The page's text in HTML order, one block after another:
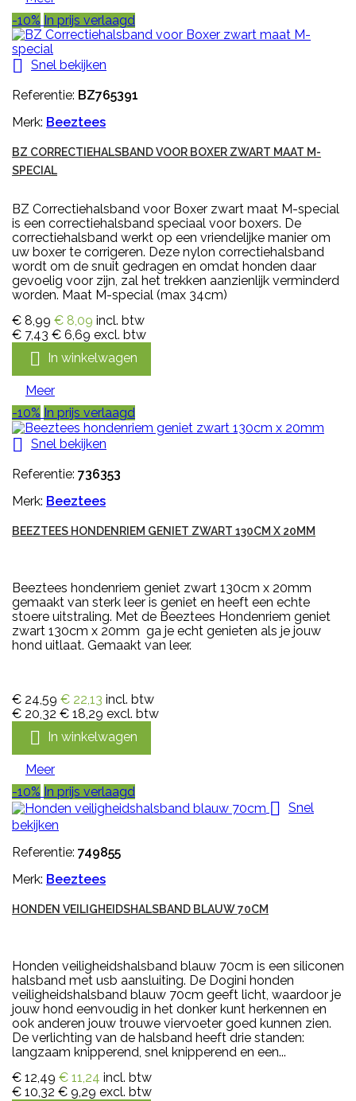
-10% In prijs verlaagd

Snel bekijken
Referentie: BZ765391
Merk: Beeztees
BZ CORRECTIEHALSBAND VOOR BOXER ZWART MAAT M-
SPECIAL
BZ Correctiehalsband voor Boxer zwart maat M-special
is een correctiehalsband speciaal voor boxers. De
correctiehalsband werkt op een vriendelijke manier om
uw boxer te corrigeren. Deze nylon correctiehalsband
wordt om de snuit gedragen en omdat honden daar
gevoelig voor zijn, zal het trekken aanzienlijk verminderd
worden. Maat M-special (max 34cm)
€ 8,99 € 8,09 incl. btw
€ 7,43 € 6,69 excl. btw
 In winkelwagen
Meer
-10% In prijs verlaagd
 Snel bekijken
Referentie: 736353
Merk: Beeztees
BEEZTEES HONDENRIEM GENIET ZWART 130CM X 20MM
Beeztees hondenriem geniet zwart 130cm x 20mm
gemaakt van sterk leer is geniet en heeft een echte
stoere uitstraling. Met de Beeztees Hondenriem geniet
zwart 130cm x 20mm ga je echt genieten als je jouw
hond uitlaat. Gemaakt van leer.
€ 24,59 € 22,13 incl. btw
€ 20,32 € 18,29 excl. btw
 In winkelwagen
Meer
-10% In prijs verlaagd
 Snel
bekijken
Referentie: 749855
Merk: Beeztees
HONDEN VEILIGHEIDSHALSBAND BLAUW 70CM
Honden veiligheidshalsband blauw 70cm is een siliconen
halsband met usb aansluiting. De Dogini honden
veiligheidshalsband blauw 70cm geeft licht, waardoor je
jouw hond eenvoudig in het donker kunt herkennen en
ook anderen jouw trouwe viervoeter goed kunnen zien.
De verlichting van de halsband heeft drie standen:
langzaam knipperend, snel knipperend en een...
€ 12,49 € 11,24 incl. btw
€ 10,32 € 9,29 excl. btw